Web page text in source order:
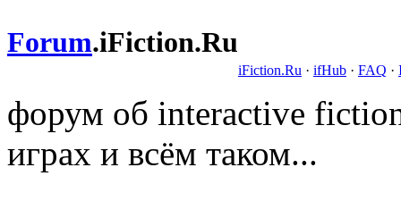
Forum.iFiction.Ru
iFiction.Ru · ifHub · FAQ ·
форум об interactive
играх и всём таком...